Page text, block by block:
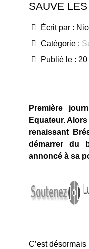
SAUVE
Écrit par :
Catégorie :
Publié le :
Première
Equateur.
renaissant
démarrer du
annoncé à sa
C’est